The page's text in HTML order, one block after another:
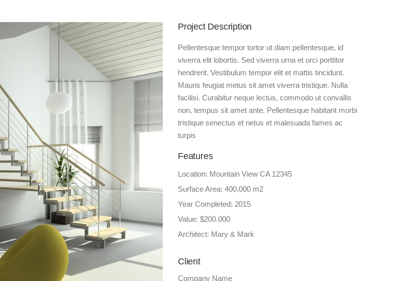
Project Description
Pellentesque tempor tortor ut diam pellentesque, id
viverra elit lobortis. Sed viverra urna et orci porttitor
hendrerit. Vestibulum tempor elit et mattis tincidunt.
Mauris feugiat metus sit amet viverra tristique. Nulla
facilisi. Curabitur neque lectus, commodo ut convallis
non, tempus sit amet ante. Pellentesque habitant morbi
tristique senectus et netus et malesuada fames ac
turpis
Features
Location: Mountain View CA 12345
Surface Area: 400,000 m2
Year Completed: 2015
Value: $200.000
Architect: Mary & Mark
Client
Company Name